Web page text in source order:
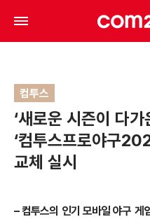
컴투스
‘새로운 시즌이 다가
‘컴투스프로야구
교체 실시
–컴투스의 인기 모바일 야구 게